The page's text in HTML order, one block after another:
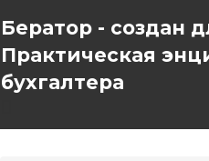
Бератор - создан
Практическая
бухгалтера